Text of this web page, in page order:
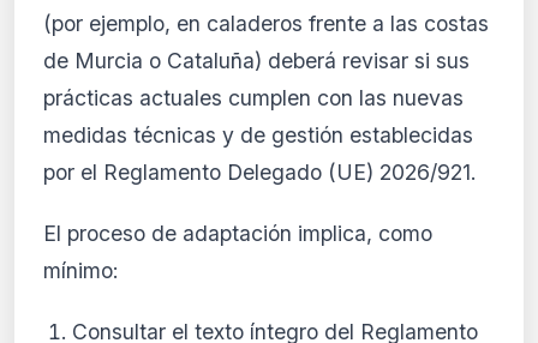
(por ejemplo, en caladeros frente a las costas
de Murcia o Cataluña) deberá revisar si sus
prácticas actuales cumplen con las nuevas
medidas técnicas y de gestión establecidas
por el Reglamento Delegado (UE) 2026/921.
El proceso de adaptación implica, como
mínimo:
Consultar el texto íntegro del Reglamento